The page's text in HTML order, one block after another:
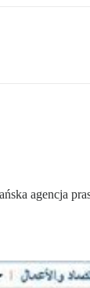
agencja